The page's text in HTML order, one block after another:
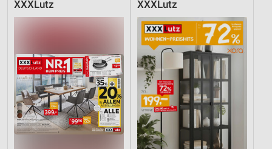
XXXLutz XXXLutz
Nicht-IAB-Verarbeitungszwecke:
Funktional
Werbung